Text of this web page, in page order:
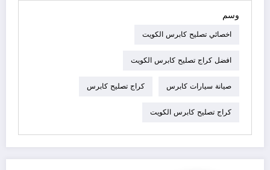
وسم
اخصائي تصليح كابرس الكويت
افضل كراج تصليح كابرس الكويت
صيانة سيارات كابرس كراج تصليح كابرس
كراج تصليح كابرس الكويت